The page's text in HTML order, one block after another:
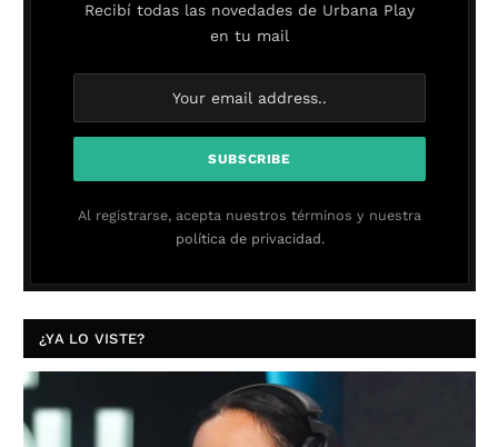
Recibí todas las novedades de Urbana Play
en tu mail
Al registrarse, acepta nuestros términos y nuestra
política de privacidad.
¿YA LO VISTE?